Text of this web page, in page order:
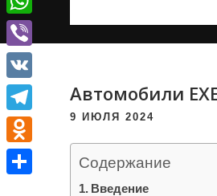
Автомобили
9 ИЮЛЯ 2024
Содержание
Введение
W
h
a
A
V
i
b
e
V
K
T
e
l
O